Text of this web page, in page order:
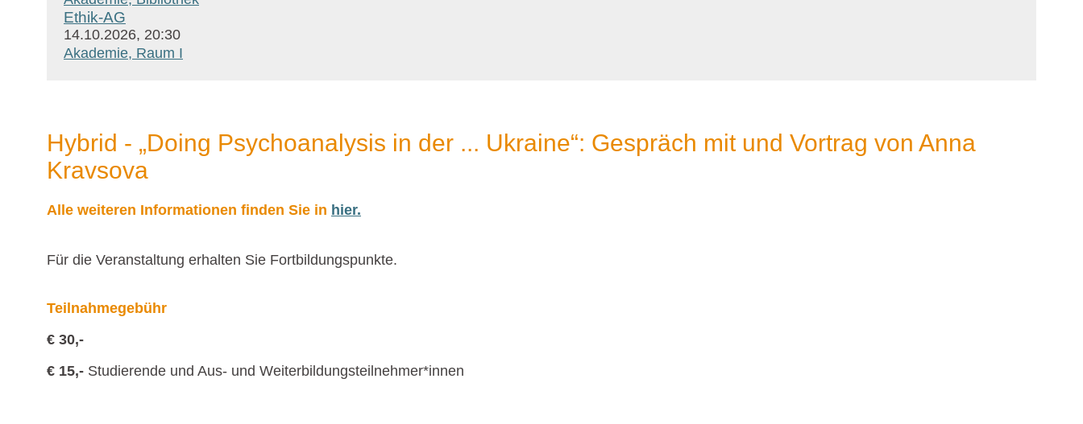
Ethik-AG
14.10.2026, 20:30
Akademie, Raum I
Hybrid - „Doing Psychoanalysis in der ... Ukraine“: Gespräch mit und Vortrag von Anna
Kravsova
Alle weiteren Informationen finden Sie in hier.
Für die Veranstaltung erhalten Sie Fortbildungspunkte.
Teilnahmegebühr
€ 30,-
€ 15,- Studierende und Aus- und Weiterbildungsteilnehmer*innen